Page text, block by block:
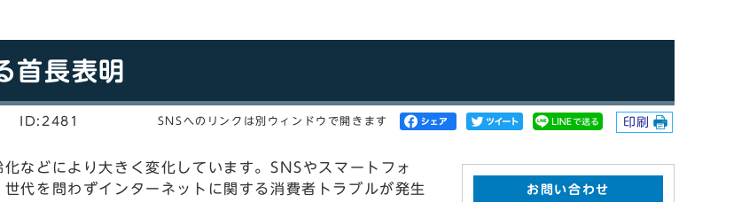
首長表明
ID:2481 SNSへのリンクは別ウィンドウで開きます 印刷
などにより大きく変化しています。SNSやスマートフォ
代を問わずインターネットに関する消費者トラブルが発生
お問い合わせ